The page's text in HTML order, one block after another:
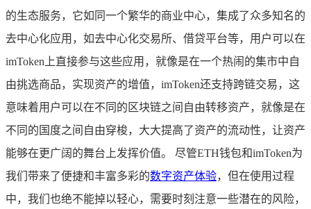
的生态服务，它如同一个繁华的商业中心，集成了众多知名的
去中心化应用，如去中心化交易所、借贷平台等，用户可以在
imToken上直接参与这些应用，就像是在一个热闹的集市中自
由挑选商品，实现资产的增值，imToken还支持跨链交易，这
意味着用户可以在不同的区块链之间自由转移资产，就像是在
不同的国度之间自由穿梭，大大提高了资产的流动性，让资产
能够在更广阔的舞台上发挥价值。 尽管ETH钱包和imToken为
我们带来了便捷和丰富多彩的数字资产体验，但在使用过程
中，我们也绝不能掉以轻心，需要时刻注意一些潜在的风险，